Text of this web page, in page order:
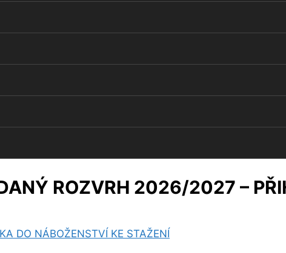
ROZVRH 2026/2027 –
DO NÁBOŽENSTVÍ KE STAŽENÍ